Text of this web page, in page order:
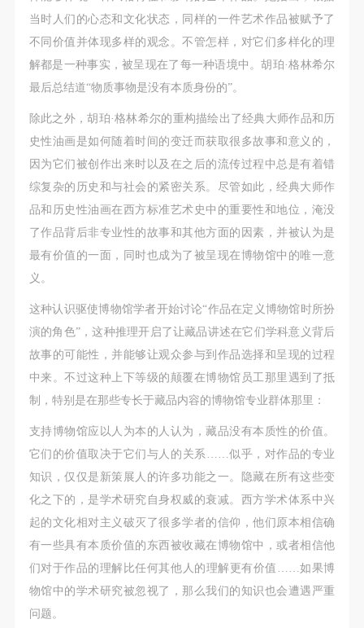
当时人们的心态和文化状态，同样的一件艺术作品被赋予了
不同价值并体现多样的观念。不管怎样，对它们多样化的理
解都是一种事实，被呈现在了每一种语境中。胡珀·格林希尔
最后总结道“物质事物是没有本质身份的”。
除此之外，胡珀·格林希尔的重构描绘出了经典大师作品和历
史性油画是如何随着时间的变迁而获取很多故事和意义的，
因为它们被创作出来时以及在之后的流传过程中总是有着错
综复杂的历史和与社会的紧密关系。尽管如此，经典大师作
品和历史性油画在西方标准艺术史中的重要性和地位，淹没
了作品背后非专业性的故事和其他方面的因素，并被认为是
最有价值的一面，同时也成为了被呈现在博物馆中的唯一意
义。
这种认识驱使博物馆学者开始讨论“作品在定义博物馆时所扮
演的角色”，这种推理开启了让藏品讲述在它们学科意义背后
故事的可能性，并能够让观众参与到作品选择和呈现的过程
中来。不过这种上下等级的颠覆在博物馆员工那里遇到了抵
制，特别是在那些专长于藏品内容的博物馆专业群体那里：
支持博物馆应以人为本的人认为，藏品没有本质性的价值。
它们的价值取决于它们与人的关系……似乎，对作品的专业
知识，仅仅是新策展人的许多功能之一。隐藏在所有这些变
化之下的，是学术研究自身权威的衰减。西方学术体系中兴
起的文化相对主义破灭了很多学者的信仰，他们原本相信确
有一些具有本质价值的东西被收藏在博物馆中，或者相信他
们对于作品的理解比任何其他人的理解更有价值……如果博
物馆中的学术研究被忽视了，那么我们的知识也会遭遇严重
问题。
附则
（1）、本协议未尽事宜，经双方友好协商后可作为
本协议的补充协议，并不得违反相关法律法规规定。
（2）、本协议自甲乙双方签字（盖章）、勾选之日
起生效。
（3）、本协议包括纸质档和电子档，纸质档—式二
份，甲乙双方各执一份，均具有同等法律效力。
活动参与者意味着接受并承担本协议的全部义务，未
同意者意味着放弃参加此次活动的权利。凡参加这次
活动前，必须事先与自己的家属沟通，取得家属同
意，同时知晓并同意本免责声明。参加者签名/勾选
后，视作其家属也已知晓并同意。
我已认真阅读上述条款，并且同意。
附则
（1）、本协议未尽事宜，经双方友好协商后可作为
本协议的补充协议，并不得违反相关法律法规规定。
（2）、本协议自甲乙双方签字（盖章）、勾选之日
起生效。
（3）、本协议包括纸质档和电子档，纸质档—式二
份，甲乙双方各执一份，均具有同等法律效力。
活动参与者意味着接受并承担本协议的全部义务，未
同意者意味着放弃参加此次活动的权利。凡参加这次
活动前，必须事先与自己的家属沟通，取得家属同
意，同时知晓并同意本免责声明。参加者签名/勾选
后，视作其家属也已知晓并同意。
我已认真阅读上述条款，并且同意。
附则
（1）、本协议未尽事宜，经双方友好协商后可作为
本协议的补充协议，并不得违反相关法律法规规定。
（2）、本协议自甲乙双方签字（盖章）、勾选之日
起生效。
（3）、本协议包括纸质档和电子档，纸质档—式二
份，甲乙双方各执一份，均具有同等法律效力。
活动参与者意味着接受并承担本协议的全部义务，未
同意者意味着放弃参加此次活动的权利。凡参加这次
活动前，必须事先与自己的家属沟通，取得家属同
意，同时知晓并同意本免责声明。参加者签名/勾选
后，视作其家属也已知晓并同意。
我已认真阅读上述条款，并且同意。